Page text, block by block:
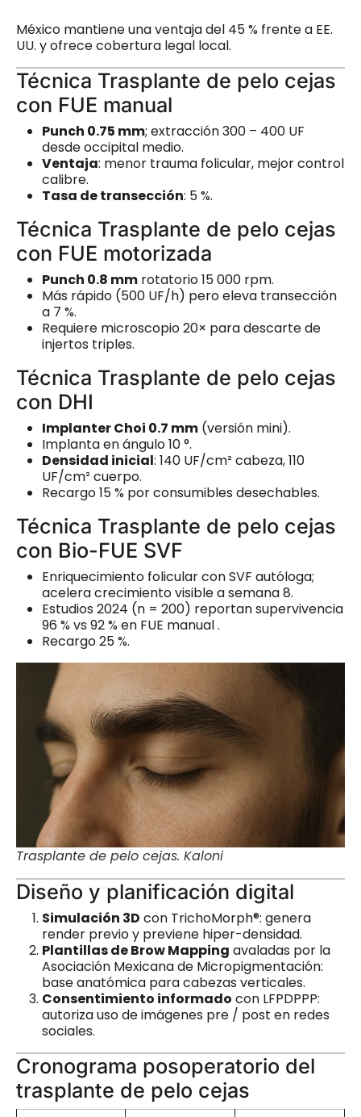
México mantiene una ventaja del 45 % frente a EE.
UU. y ofrece cobertura legal local.
Técnica Trasplante de pelo cejas
con FUE manual
Punch 0.75 mm; extracción 300 – 400 UF
desde occipital medio.
Ventaja: menor trauma folicular, mejor control
calibre.
Tasa de transección: 5 %.
Técnica Trasplante de pelo cejas
con FUE motorizada
Punch 0.8 mm rotatorio 15 000 rpm.
Más rápido (500 UF/h) pero eleva transección
a 7 %.
Requiere microscopio 20× para descarte de
injertos triples.
Técnica Trasplante de pelo cejas
con DHI
Implanter Choi 0.7 mm (versión mini).
Implanta en ángulo 10 °.
Densidad inicial: 140 UF/cm² cabeza, 110
UF/cm² cuerpo.
Recargo 15 % por consumibles desechables.
Técnica Trasplante de pelo cejas
con Bio-FUE SVF
Enriquecimiento folicular con SVF autóloga;
acelera crecimiento visible a semana 8.
Estudios 2024 (n = 200) reportan supervivencia
96 % vs 92 % en FUE manual .
Recargo 25 %.
Trasplante de pelo cejas. Kaloni
Diseño y planificación digital
Simulación 3D con TrichoMorph®: genera
render previo y previene hiper-densidad.
Plantillas de Brow Mapping avaladas por la
Asociación Mexicana de Micropigmentación:
base anatómica para cabezas verticales.
Consentimiento informado con LFPDPPP:
autoriza uso de imágenes pre / post en redes
sociales.
Cronograma posoperatorio del
trasplante de pelo cejas